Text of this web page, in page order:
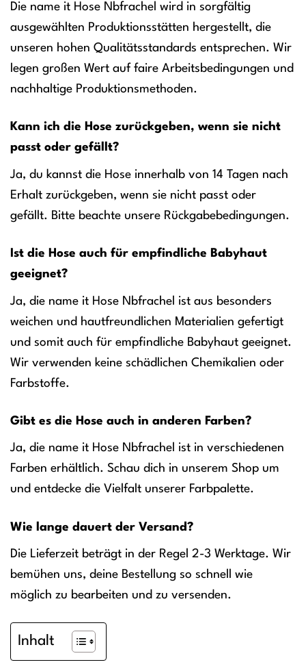
Die name it Hose Nbfrachel wird in sorgfältig
ausgewählten Produktionsstätten hergestellt, die
unseren hohen Qualitätsstandards entsprechen. Wir
legen großen Wert auf faire Arbeitsbedingungen und
nachhaltige Produktionsmethoden.
Kann ich die Hose zurückgeben, wenn sie nicht
passt oder gefällt?
Ja, du kannst die Hose innerhalb von 14 Tagen nach
Erhalt zurückgeben, wenn sie nicht passt oder
gefällt. Bitte beachte unsere Rückgabebedingungen.
Ist die Hose auch für empfindliche Babyhaut
geeignet?
Ja, die name it Hose Nbfrachel ist aus besonders
weichen und hautfreundlichen Materialien gefertigt
und somit auch für empfindliche Babyhaut geeignet.
Wir verwenden keine schädlichen Chemikalien oder
Farbstoffe.
Gibt es die Hose auch in anderen Farben?
Ja, die name it Hose Nbfrachel ist in verschiedenen
Farben erhältlich. Schau dich in unserem Shop um
und entdecke die Vielfalt unserer Farbpalette.
Wie lange dauert der Versand?
Die Lieferzeit beträgt in der Regel 2-3 Werktage. Wir
bemühen uns, deine Bestellung so schnell wie
möglich zu bearbeiten und zu versenden.
Inhalt